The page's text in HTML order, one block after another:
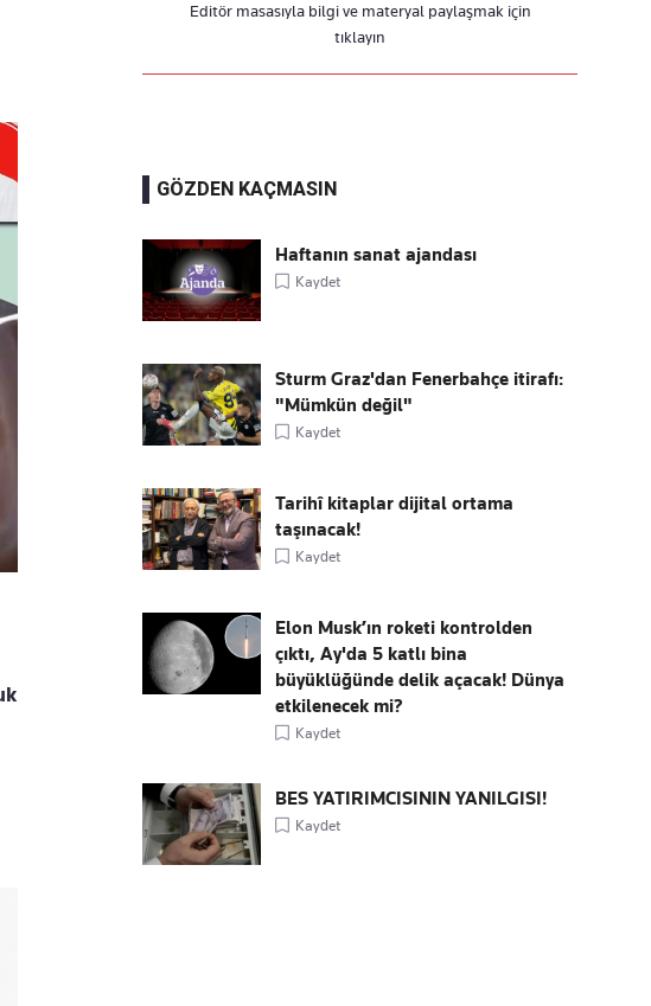
Editör masasıyla bilgi ve materyal paylaşmak için
tıklayın
GÖZDEN KAÇMASIN
Haftanın sanat ajandası
Kaydet
Sturm Graz'dan Fenerbahçe itirafı:
"Mümkün değil"
Kaydet
Tarihî kitaplar dijital ortama
taşınacak!
Kaydet
Elon Musk’ın roketi kontrolden
çıktı, Ay'da 5 katlı bina
büyüklüğünde delik açacak! Dünya
etkilenecek mi?
Kaydet
BES YATIRIMCISININ YANILGISI!
Kaydet